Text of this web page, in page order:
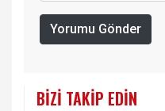
Yorumu Gönder
BIZI TAKIP EDIN